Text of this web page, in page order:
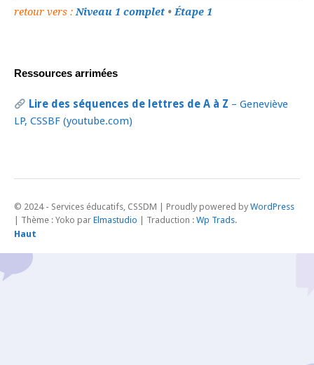
retour vers : Niveau 1 complet • Étape 1
Ressources arrimées
Lire des séquences de lettres de A à Z – Geneviève
LP, CSSBF (youtube.com)
Proudly powered by WordPress
Thème : Yoko par Elmastudio | Traduction : Wp Trads.
Haut